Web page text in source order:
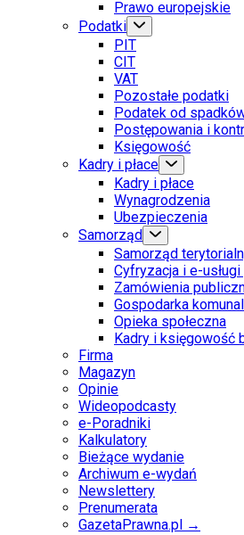
Prawo europejskie
Podatki
PIT
CIT
VAT
Pozostałe podatki
Podatek od
Postępowania i
Księgowość
Kadry i płace
Kadry i płace
Wynagrodzenia
Ubezpieczenia
Samorząd
Samorząd
Cyfryzacja i e-
Zamówienia
Gospodarka
Opieka społeczna
Kadry i księgowość
Firma
Magazyn
Opinie
Wideopodcasty
e-Poradniki
Kalkulatory
Bieżące wydanie
Archiwum e-wydań
Newslettery
Prenumerata
GazetaPrawna.pl →